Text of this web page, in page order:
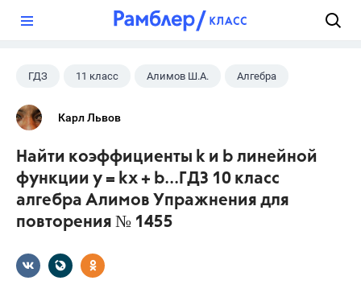
ГДЗ 11 класс Алимов Ш.А. Алгебра
Карл Львов
Найти коэффициенты k и b линейной
функции у = kх + b...ГДЗ 10 класс
алгебра Алимов Упражнения для
повторения № 1455